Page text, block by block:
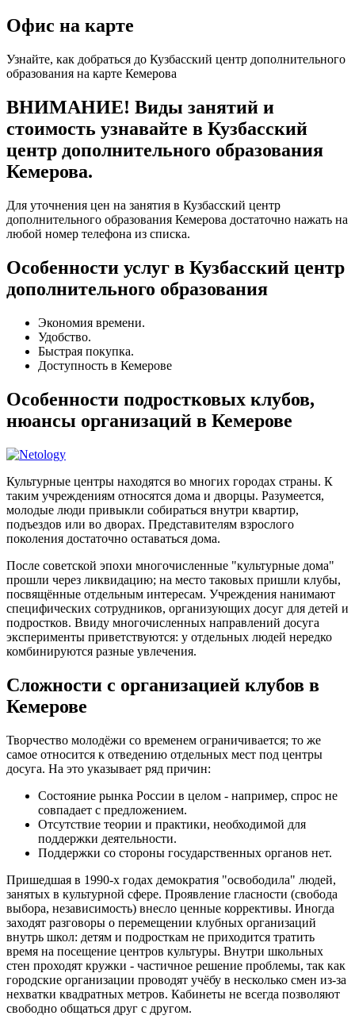
Офис на карте
Узнайте, как добраться до Кузбасский центр дополнительного
образования на карте Кемерова
ВНИМАНИЕ! Виды занятий и
стоимость узнавайте в Кузбасский
центр дополнительного образования
Кемерова.
Для уточнения цен на занятия в Кузбасский центр
дополнительного образования Кемерова достаточно нажать на
любой номер телефона из списка.
Особенности услуг в Кузбасский центр
дополнительного образования
Экономия времени.
Удобство.
Быстрая покупка.
Доступность в Кемерове
Особенности подростковых клубов,
нюансы организаций в Кемерове
Культурные центры находятся во многих городах страны. К
таким учреждениям относятся дома и дворцы. Разумеется,
молодые люди привыкли собираться внутри квартир,
подъездов или во дворах. Представителям взрослого
поколения достаточно оставаться дома.
После советской эпохи многочисленные "культурные дома"
прошли через ликвидацию; на место таковых пришли клубы,
посвящённые отдельным интересам. Учреждения нанимают
специфических сотрудников, организующих досуг для детей и
подростков. Ввиду многочисленных направлений досуга
эксперименты приветствуются: у отдельных людей нередко
комбинируются разные увлечения.
Сложности с организацией клубов в
Кемерове
Творчество молодёжи со временем ограничивается; то же
самое относится к отведению отдельных мест под центры
досуга. На это указывает ряд причин:
Состояние рынка России в целом - например, спрос не
совпадает с предложением.
Отсутствие теории и практики, необходимой для
поддержки деятельности.
Поддержки со стороны государственных органов нет.
Пришедшая в 1990-х годах демократия "освободила" людей,
занятых в культурной сфере. Проявление гласности (свобода
выбора, независимость) внесло ценные коррективы. Иногда
заходят разговоры о перемещении клубных организаций
внутрь школ: детям и подросткам не приходится тратить
время на посещение центров культуры. Внутри школьных
стен проходят кружки - частичное решение проблемы, так как
городские организации проводят учёбу в несколько смен из-за
нехватки квадратных метров. Кабинеты не всегда позволяют
свободно общаться друг с другом.